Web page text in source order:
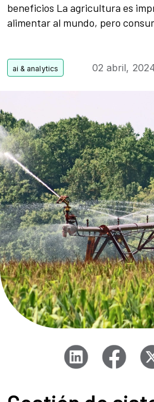
beneficios La agricultura es
alimentar al mundo, pero
02 abril,